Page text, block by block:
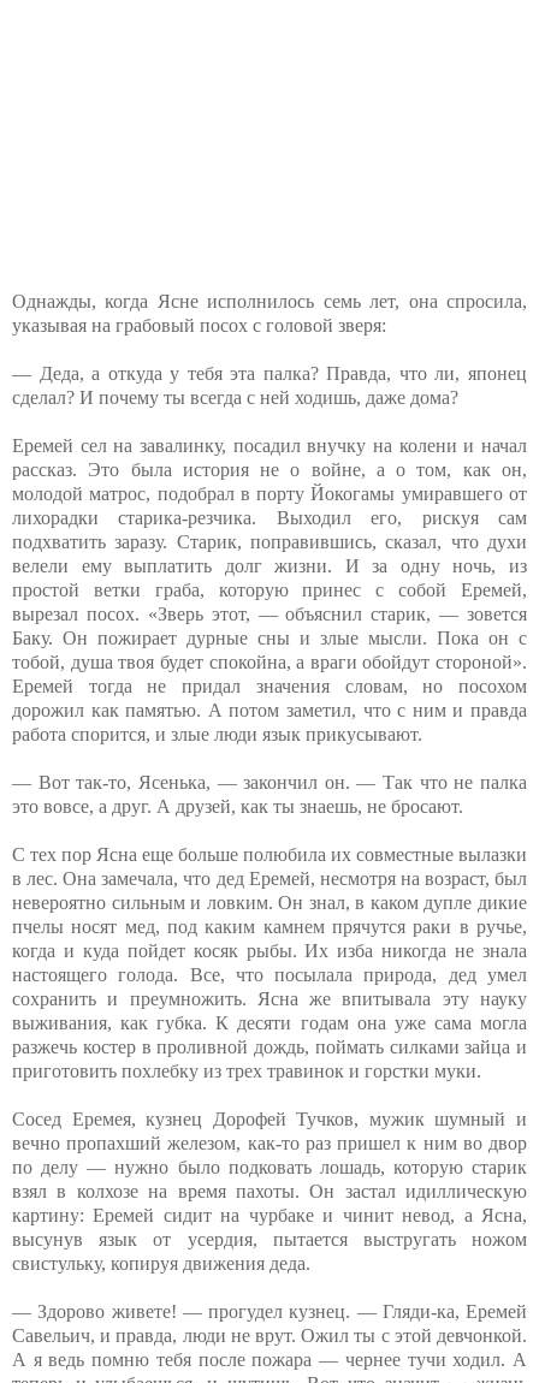
Однажды, когда Ясне исполнилось семь лет, она спросила,
указывая на грабовый посох с головой зверя:
— Деда, а откуда у тебя эта палка? Правда, что ли, японец
сделал? И почему ты всегда с ней ходишь, даже дома?
Еремей сел на завалинку, посадил внучку на колени и начал
рассказ. Это была история не о войне, а о том, как он,
молодой матрос, подобрал в порту Йокогамы умиравшего от
лихорадки старика-резчика. Выходил его, рискуя сам
подхватить заразу. Старик, поправившись, сказал, что духи
велели ему выплатить долг жизни. И за одну ночь, из
простой ветки граба, которую принес с собой Еремей,
вырезал посох. «Зверь этот, — объяснил старик, — зовется
Баку. Он пожирает дурные сны и злые мысли. Пока он с
тобой, душа твоя будет спокойна, а враги обойдут стороной».
Еремей тогда не придал значения словам, но посохом
дорожил как памятью. А потом заметил, что с ним и правда
работа спорится, и злые люди язык прикусывают.
— Вот так-то, Ясенька, — закончил он. — Так что не палка
это вовсе, а друг. А друзей, как ты знаешь, не бросают.
С тех пор Ясна еще больше полюбила их совместные вылазки
в лес. Она замечала, что дед Еремей, несмотря на возраст, был
невероятно сильным и ловким. Он знал, в каком дупле дикие
пчелы носят мед, под каким камнем прячутся раки в ручье,
когда и куда пойдет косяк рыбы. Их изба никогда не знала
настоящего голода. Все, что посылала природа, дед умел
сохранить и преумножить. Ясна же впитывала эту науку
выживания, как губка. К десяти годам она уже сама могла
разжечь костер в проливной дождь, поймать силками зайца и
приготовить похлебку из трех травинок и горстки муки.
Сосед Еремея, кузнец Дорофей Тучков, мужик шумный и
вечно пропахший железом, как-то раз пришел к ним во двор
по делу — нужно было подковать лошадь, которую старик
взял в колхозе на время пахоты. Он застал идиллическую
картину: Еремей сидит на чурбаке и чинит невод, а Ясна,
высунув язык от усердия, пытается выстругать ножом
свистульку, копируя движения деда.
— Здорово живете! — прогудел кузнец. — Гляди-ка, Еремей
Савельич, и правда, люди не врут. Ожил ты с этой девчонкой.
А я ведь помню тебя после пожара — чернее тучи ходил. А